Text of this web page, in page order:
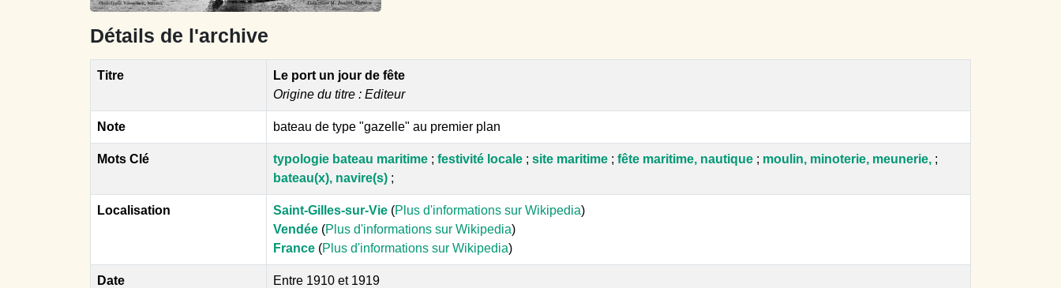
Détails de l'archive
Titre
Le port un jour de fête
Origine du titre : Editeur
Note bateau de type "gazelle" au premier plan
Mots Clé typologie bateau maritime ; festivité locale ; site maritime ; fête maritime, nautique ; moulin, minoterie, meunerie, ;
bateau(x), navire(s) ;
Localisation Saint-Gilles-sur-Vie (Plus d'informations sur Wikipedia)
Vendée (Plus d'informations sur Wikipedia)
France (Plus d'informations sur Wikipedia)
Date Entre 1910 et 1919